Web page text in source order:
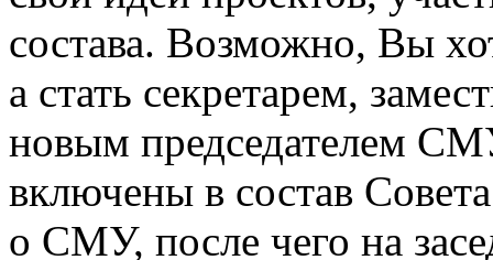
состава. Возможно, Вы
а стать секретарем,
новым председателем
включены в состав
о СМУ, после чего на